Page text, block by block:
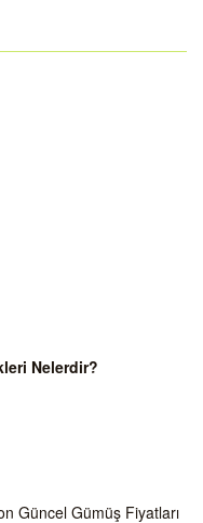
Nelerdir?
Güncel Gümüş Fiyatları